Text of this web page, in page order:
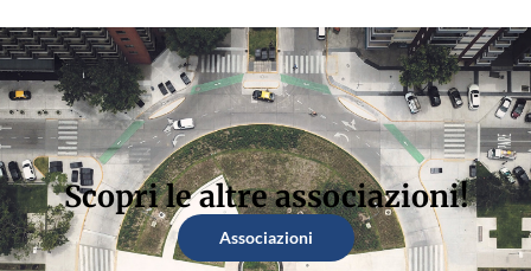
Scopri le altre associazioni!
Associazioni